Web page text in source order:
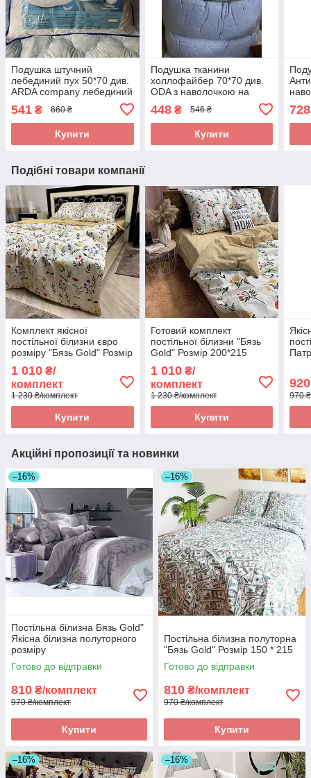
Подушка штучний
лебединий пух 50*70 див.
ARDA company лебединий
пух. Чохол 100% бавовна
541 ₴ 660 ₴
Купити
Подушка тканини
холлофайбер 70*70 див.
ODA з наволочкою на
448₴ 546 ₴
Купити
для
728
Подібні товари компанії
Комплект якісної
постільної білизни євро
розміру "Бязь Gold" Розмір
200*215
1 010 ₴/
комплект
1 230 ₴/комплект
Купити
Готовий комплект
постільної білизни "Бязь
Gold" Розмір 200*215
1 010₴/
комплект
1 230 ₴/комплект
Купити
920
970
Акційні пропозиції та новинки
–16%
Постільна білизна Бязь Gold"
Якісна білизна полуторного
розміру
Готово до відправки
810 ₴/комплект
970 ₴/комплект
Купити
–16%
Постільна білизна полуторна
"Бязь Gold" Розмір 150 * 215
Готово до відправки
810 ₴/комплект
970 ₴/комплект
Купити
–16% –16%